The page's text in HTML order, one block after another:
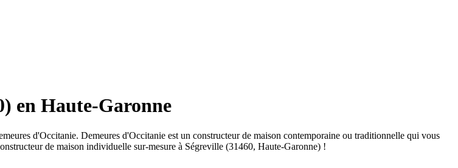
en Haute-Garonne
d'Occitanie. Demeures d'Occitanie est un constructeur de maison contemporaine ou traditionnelle qui vous
de maison individuelle sur-mesure à Ségreville (31460, Haute-Garonne) !